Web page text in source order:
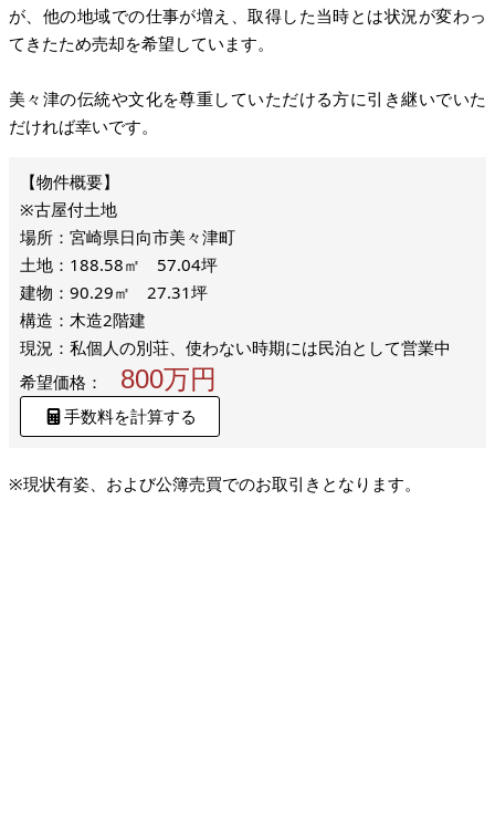
が、他の地域での仕事が増え、取得した当時とは状況が変わっ
てきたため売却を希望しています。
美々津の伝統や文化を尊重していただける方に引き継いでいた
だければ幸いです。
※古屋付土地
場所：宮崎県日向市美々津町
土地：188.58㎡ 57.04坪
建物：90.29㎡ 27.31坪
構造：木造2階建
現況：私個人の別荘、使わない時期には民泊として営業中
希望価格：
800万円
手数料を計算する
※現状有姿、および公簿売買でのお取引きとなります。